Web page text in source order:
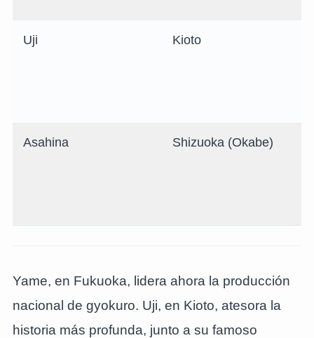
Uji Kioto
Asahina Shizuoka (Okabe)
Yame, en Fukuoka, lidera ahora la producción
nacional de gyokuro. Uji, en Kioto, atesora la
historia más profunda, junto a su famoso